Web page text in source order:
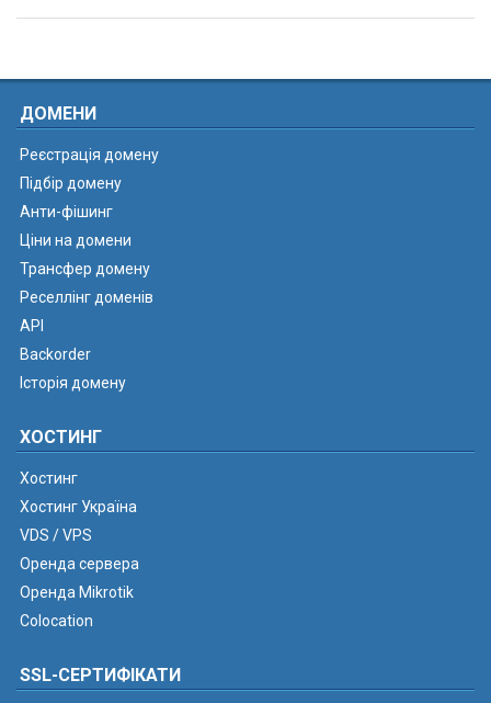
ДОМЕНИ
Реєстрація домену
Підбір домену
Анти-фішинг
Ціни на домени
Трансфер домену
Реселлінг доменів
API
Backorder
Історія домену
ХОСТИНГ
Хостинг
Хостинг Україна
VDS / VPS
Оренда сервера
Оренда Mikrotik
Colocation
SSL-СЕРТИФІКАТИ